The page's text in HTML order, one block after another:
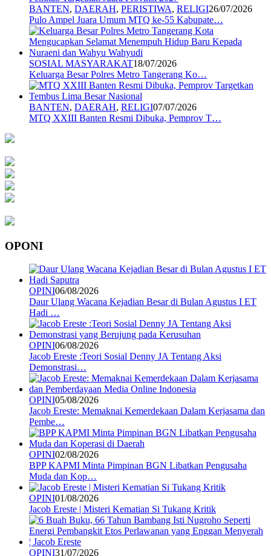
BANTEN, DAERAH, PERISTIWA, RELIGI26/07/2026
Pulo Ampel Juara Umum MTQ ke-55 Kabupate…
SOSIAL MASYARAKAT18/07/2026
Keluarga Besar Polres Metro Tangerang Ko…
BANTEN, DAERAH, RELIGI07/07/2026
MTQ XXIII Banten Resmi Dibuka, Pemprov T…
OPONI
OPINI06/08/2026
Daur Ulang Wacana Kejadian Besar di Bulan Agustus I ET
Hadi …
OPINI06/08/2026
Jacob Ereste :Teori Sosial Denny JA Tentang Aksi
Demonstrasi…
OPINI05/08/2026
Jacob Ereste: Memaknai Kemerdekaan Dalam Kerjasama dan
Pembe…
OPINI02/08/2026
BPP KAPMI Minta Pimpinan BGN Libatkan Pengusaha
Muda dan Kop…
OPINI01/08/2026
Jacob Ereste | Misteri Kematian Si Tukang Kritik
OPINI31/07/2026